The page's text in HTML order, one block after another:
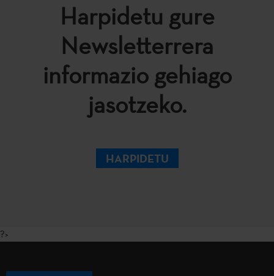
Harpidetu gure
Newsletterrera
informazio gehiago
jasotzeko.
HARPIDETU
?>